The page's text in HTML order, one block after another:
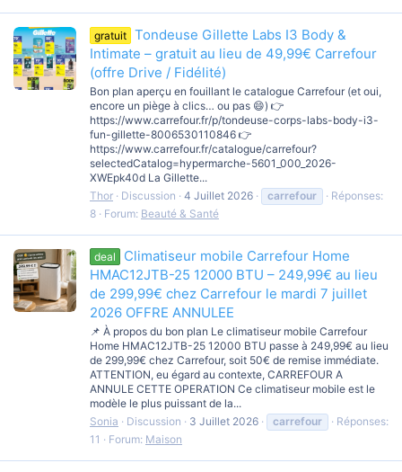
gratuit
Tondeuse Gillette Labs I3 Body &
Intimate – gratuit au lieu de 49,99€ Carrefour
(offre Drive / Fidélité)
Bon plan aperçu en fouillant le catalogue Carrefour (et oui,
encore un piège à clics… ou pas 😄) 👉
https://www.carrefour.fr/p/tondeuse-corps-labs-body-i3-
fun-gillette-8006530110846 👉
https://www.carrefour.fr/catalogue/carrefour?
selectedCatalog=hypermarche-5601_000_2026-
XWEpk40d La Gillette...
Thor
Discussion 4 Juillet 2026 carrefour
Réponses:
8
Forum: Beauté & Santé
deal
Climatiseur mobile Carrefour Home
HMAC12JTB-25 12000 BTU – 249,99€ au lieu
de 299,99€ chez Carrefour le mardi 7 juillet
2026 OFFRE ANNULEE
📌 À propos du bon plan Le climatiseur mobile Carrefour
Home HMAC12JTB-25 12000 BTU passe à 249,99€ au lieu
de 299,99€ chez Carrefour, soit 50€ de remise immédiate.
ATTENTION, eu égard au contexte, CARREFOUR A
ANNULE CETTE OPERATION Ce climatiseur mobile est le
modèle le plus puissant de la...
Sonia
Discussion 3 Juillet 2026 carrefour
Réponses:
11
Forum: Maison